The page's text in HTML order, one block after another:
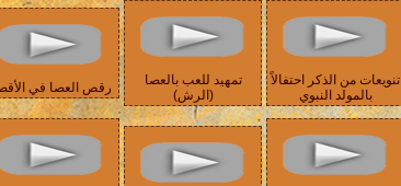
تنويعات من الذكر احتفالاً
بالمولد النبوي
تمهيد للعب بالعصا
(الرش)
رقص العصا في